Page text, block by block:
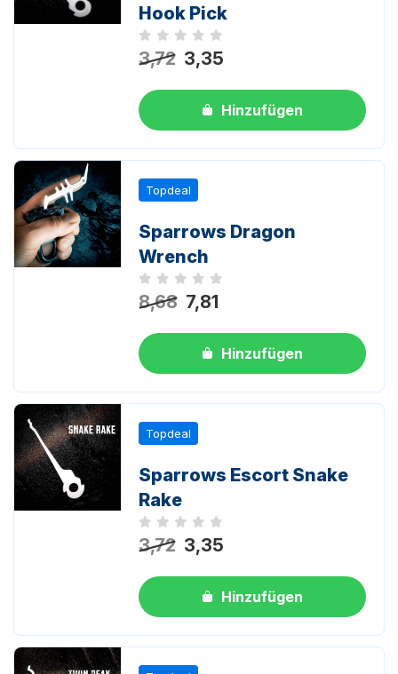
Hook Pick
Noch keine Bewertungen
3,72 3,35
Hinzufügen
Topdeal
Sparrows Dragon
Wrench
Noch keine Bewertungen
8,68 7,81
Hinzufügen
Topdeal
Sparrows Escort Snake
Rake
Noch keine Bewertungen
3,72 3,35
Hinzufügen